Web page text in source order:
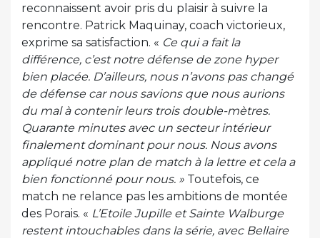
reconnaissent avoir pris du plaisir à suivre la
rencontre. Patrick Maquinay, coach victorieux,
exprime sa satisfaction. « Ce qui a fait la
différence, c’est notre défense de zone hyper
bien placée. D’ailleurs, nous n’avons pas changé
de défense car nous savions que nous aurions
du mal à contenir leurs trois double-mètres.
Quarante minutes avec un secteur intérieur
finalement dominant pour nous. Nous avons
appliqué notre plan de match à la lettre et cela a
bien fonctionné pour nous. » Toutefois, ce
match ne relance pas les ambitions de montée
des Porais. « L’Etoile Jupille et Sainte Walburge
restent intouchables dans la série, avec Bellaire